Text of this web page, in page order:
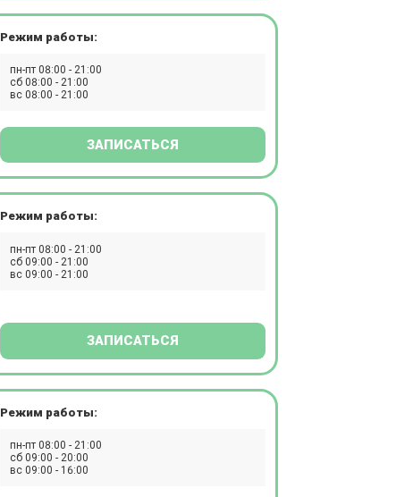
Режим работы:
пн-пт 08:00 - 21:00
сб 08:00 - 21:00
вс 08:00 - 21:00
ЗАПИСАТЬСЯ
Режим работы:
пн-пт 08:00 - 21:00
сб 09:00 - 21:00
вс 09:00 - 21:00
ЗАПИСАТЬСЯ
Режим работы:
пн-пт 08:00 - 21:00
сб 09:00 - 20:00
вс 09:00 - 16:00